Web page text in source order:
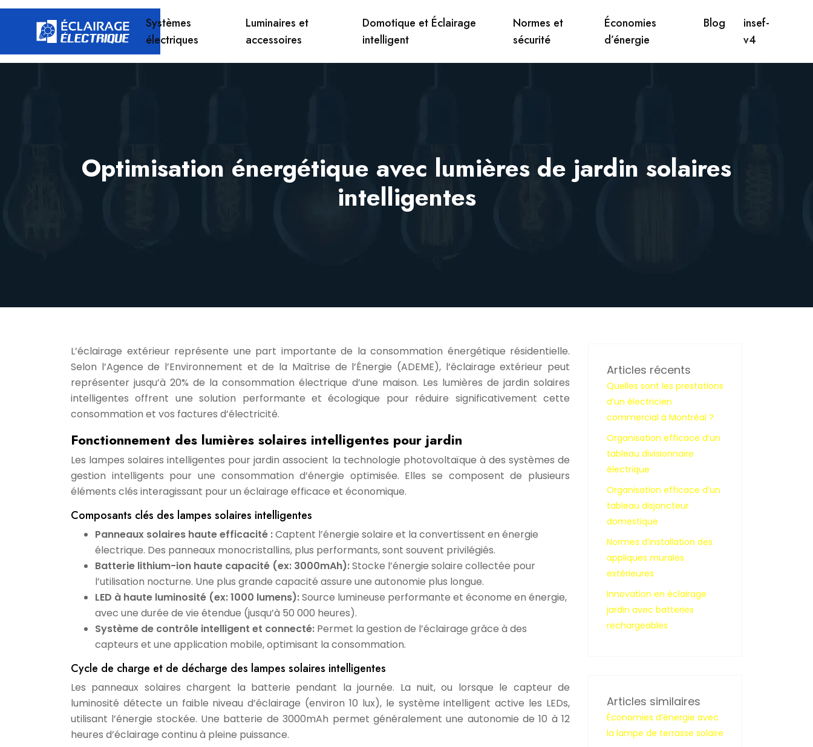
Systèmes
électriques
Luminaires et
accessoires
Domotique et Éclairage
intelligent
Normes et
sécurité
Économies
d’énergie
Blog
insef-
v4
Optimisation énergétique avec lumières de jardin solaires
intelligentes
L’éclairage extérieur représente une part importante de la consommation énergétique résidentielle.
Selon l’Agence de l’Environnement et de la Maîtrise de l’Énergie (ADEME), l’éclairage extérieur peut
représenter jusqu’à 20% de la consommation électrique d’une maison. Les lumières de jardin solaires
intelligentes offrent une solution performante et écologique pour réduire significativement cette
consommation et vos factures d’électricité.
Fonctionnement des lumières solaires intelligentes pour jardin
Les lampes solaires intelligentes pour jardin associent la technologie photovoltaïque à des systèmes de
gestion intelligents pour une consommation d’énergie optimisée. Elles se composent de plusieurs
éléments clés interagissant pour un éclairage efficace et économique.
Composants clés des lampes solaires intelligentes
Panneaux solaires haute efficacité :Captent l’énergie solaire et la convertissent en énergie
électrique. Des panneaux monocristallins, plus performants, sont souvent privilégiés.
Batterie lithium-ion haute capacité (ex: 3000mAh):Stocke l’énergie solaire collectée pour
l’utilisation nocturne. Une plus grande capacité assure une autonomie plus longue.
LED à haute luminosité (ex: 1000 lumens):Source lumineuse performante et économe en énergie,
avec une durée de vie étendue (jusqu’à 50 000 heures).
Système de contrôle intelligent et connecté: Permet la gestion de l’éclairage grâce à des
capteurs et une application mobile, optimisant la consommation.
Cycle de charge et de décharge des lampes solaires intelligentes
Les panneaux solaires chargent la batterie pendant la journée. La nuit, ou lorsque le capteur de
luminosité détecte un faible niveau d’éclairage (environ 10 lux), le système intelligent active les LEDs,
utilisant l’énergie stockée. Une batterie de 3000mAh permet généralement une autonomie de 10 à 12
heures d’éclairage continu à pleine puissance.
Articles récents
Quelles sont les prestations
d’un électricien
commercial à Montréal ?
Organisation efficace d’un
tableau divisionnaire
électrique
Organisation efficace d’un
tableau disjoncteur
domestique
Normes d’installation des
appliques murales
extérieures
Innovation en éclairage
jardin avec batteries
rechargeables
Articles similaires
Économies d’énergie avec
la lampe de terrasse solaire